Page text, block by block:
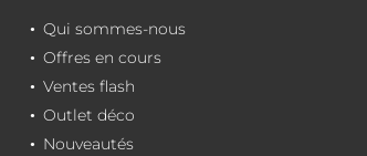
Qui sommes-nous
Offres en cours
Ventes flash
Outlet déco
Nouveautés